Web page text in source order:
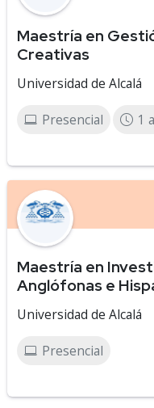
Maestría en
Creativas
Universidad de Alcalá
Presencial 1
Maestría en
Anglófonas e
Universidad de Alcalá
Presencial